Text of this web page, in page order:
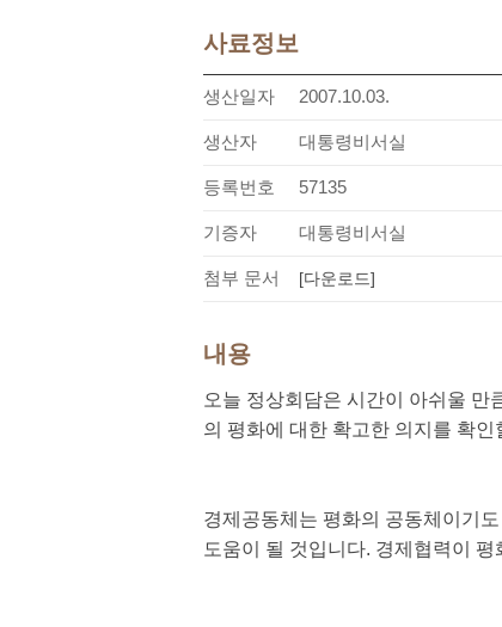
사료정보
생산일자 2007.10.03.
생산자 대통령비서실
등록번호 57135
기증자 대통령비서실
첨부 문서 [다운로드]
내용
오늘 정상회담은 시간이 아쉬울 만
의 평화에 대한 확고한 의지를 확
경제공동체는 평화의 공동체이기
도움이 될 것입니다. 경제협력이